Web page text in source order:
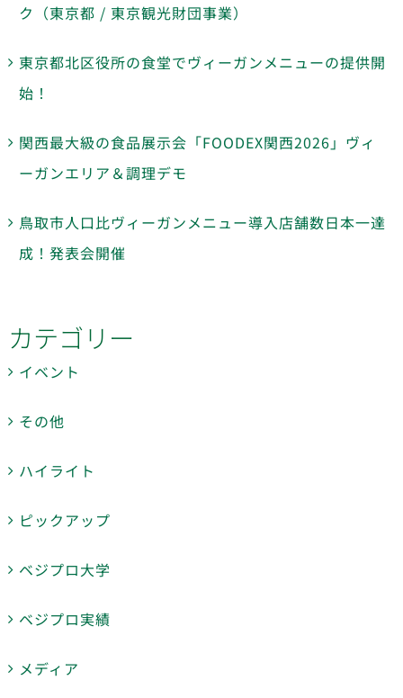
ク（東京都 / 東京観光財団事業）
東京都北区役所の食堂でヴィーガンメニューの提供開
始！
関西最大級の食品展示会「FOODEX関西2026」ヴィ
ーガンエリア＆調理デモ
鳥取市人口比ヴィーガンメニュー導入店舗数日本一達
成！発表会開催
カテゴリー
イベント
その他
ハイライト
ピックアップ
ベジプロ大学
ベジプロ実績
メディア